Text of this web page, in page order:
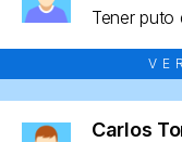
Tener puto
Carlos